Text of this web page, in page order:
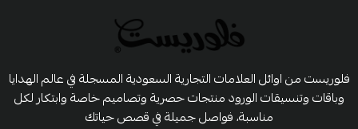
فلوريست من اوائل العلامات التجارية السعودية المسجلة في عالم الهدايا
وباقات وتنسيقات الورود منتجات حصرية وتصاميم خاصة وابتكار لكل
مناسبة، فواصل جميلة في قصص حياتك